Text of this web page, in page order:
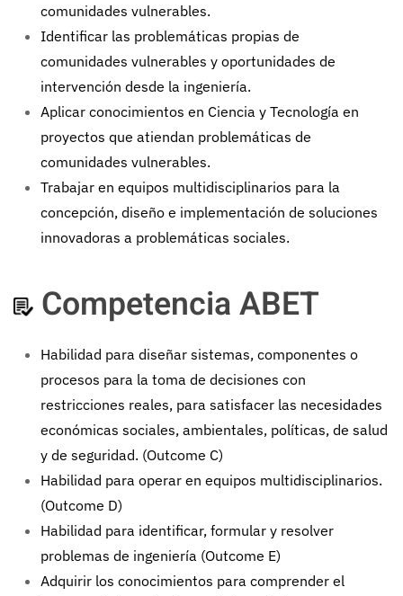
comunidades vulnerables.
Identificar las problemáticas propias de
comunidades vulnerables y oportunidades de
intervención desde la ingeniería.
Aplicar conocimientos en Ciencia y Tecnología en
proyectos que atiendan problemáticas de
comunidades vulnerables.
Trabajar en equipos multidisciplinarios para la
concepción, diseño e implementación de soluciones
innovadoras a problemáticas sociales.
Competencia ABET
Habilidad para diseñar sistemas, componentes o
procesos para la toma de decisiones con
restricciones reales, para satisfacer las necesidades
económicas sociales, ambientales, políticas, de salud
y de seguridad. (Outcome C)
Habilidad para operar en equipos multidisciplinarios.
(Outcome D)
Habilidad para identificar, formular y resolver
problemas de ingeniería (Outcome E)
Adquirir los conocimientos para comprender el